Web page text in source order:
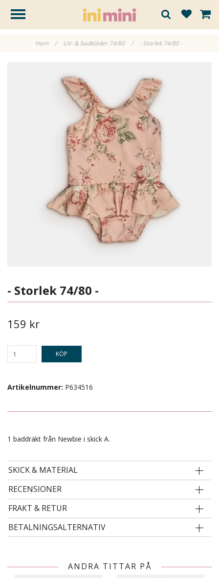
Hem / UV- & badkläder 74/80 / - Storlek 74/80 -
- Storlek 74/80 -
159 kr
KÖP
Artikelnummer: P634516
1 baddräkt från Newbie i skick A.
SKICK & MATERIAL
RECENSIONER
FRAKT & RETUR
BETALNINGSALTERNATIV
ANDRA TITTAR PÅ